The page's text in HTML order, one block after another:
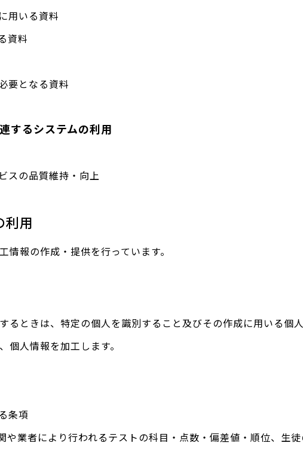
用いる資料
資料
要となる資料
するシステムの利用
スの品質維持・向上
利用
情報の作成・提供を行っています。
るときは、特定の個人を識別すること及びその作成に用いる個
個人情報を加工します。
条項
や業者により行われるテストの科目・点数・偏差値・順位、生